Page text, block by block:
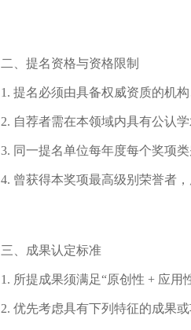
二、提名资格与资格限制
1. 提名必须由具备权威资质的机
2. 自荐者需在本领域内具有公认
3. 同一提名单位每年度每个奖项
4. 曾获得本奖项最高级别荣誉者
三、成果认定标准
1. 所提成果须满足“原创性 + 应用
2. 优先考虑具有下列特征的成果或